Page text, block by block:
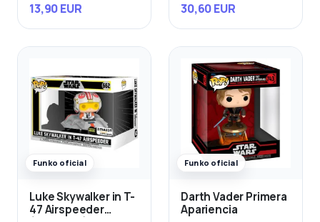
13,90 EUR 30,60 EUR
Funko oficial
Luke Skywalker in T-
47 Airspeeder
Funko oficial
Darth Vader Primera
Apariencia